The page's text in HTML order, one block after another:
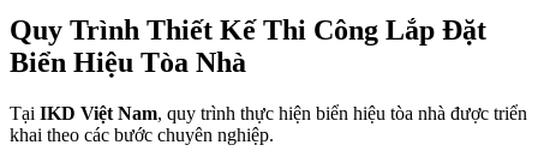
Quy Trình Thiết Kế Thi Công Lắp Đặt
Biển Hiệu Tòa Nhà
Tại IKD Việt Nam, quy trình thực hiện biển hiệu tòa nhà được triển
khai theo các bước chuyên nghiệp.